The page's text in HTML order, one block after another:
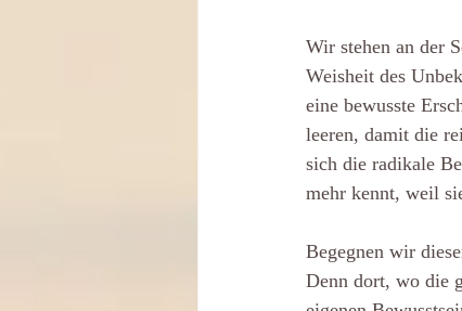
Wir stehen an der
Weisheit des
eine bewusste
leeren, damit die
sich die radikale
mehr kennt, weil
Begegnen wir
Denn dort, wo die